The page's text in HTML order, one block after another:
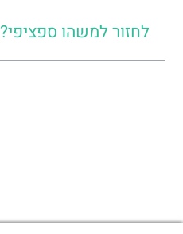
לחזור למשהו ספציפי?